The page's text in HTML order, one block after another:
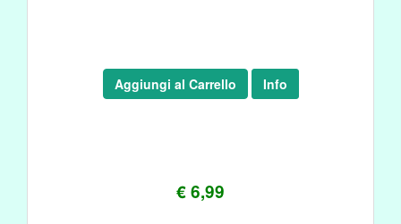
€ 6,99
Aggiungi al Carrello Info